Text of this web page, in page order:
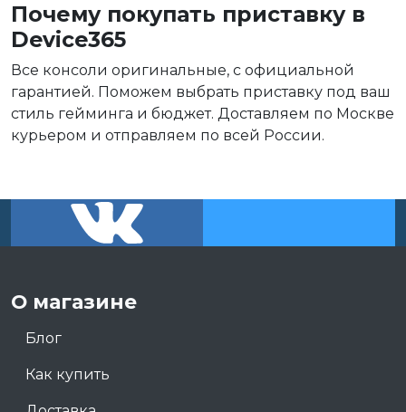
Почему покупать приставку в
Device365
Все консоли оригинальные, с официальной
гарантией. Поможем выбрать приставку под ваш
стиль гейминга и бюджет. Доставляем по Москве
курьером и отправляем по всей России.
О магазине
Блог
Как купить